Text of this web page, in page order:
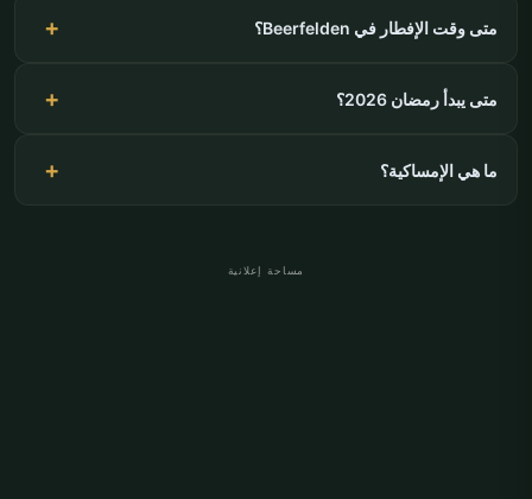
متى وقت الإفطار في Beerfelden؟
متى يبدأ رمضان 2026؟
ما هي الإمساكية؟
مساحة إعلانية